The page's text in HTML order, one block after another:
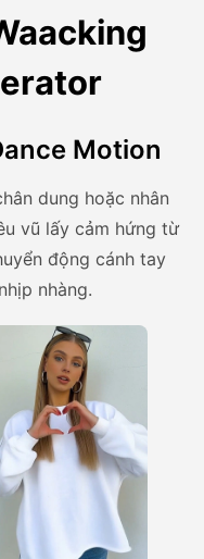
Motion
dung hoặc nhân
vũ lấy cảm hứng từ
động cánh tay
nhàng.